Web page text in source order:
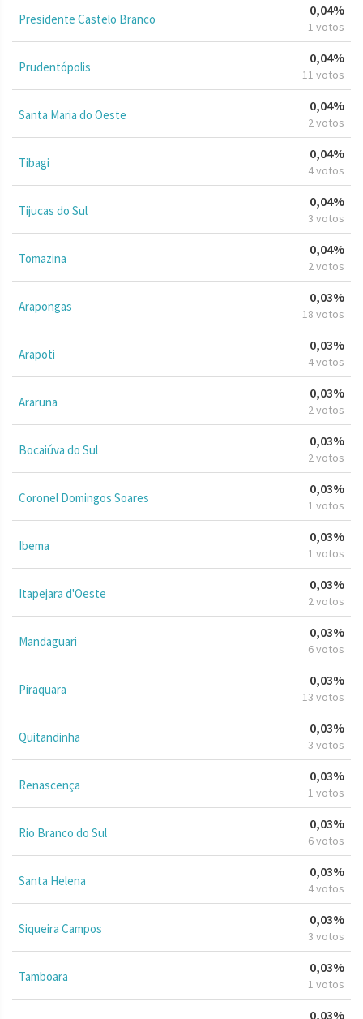
Presidente Castelo Branco
0,04%
1 votos
Prudentópolis
0,04%
11 votos
Santa Maria do Oeste
0,04%
2 votos
Tibagi
0,04%
4 votos
Tijucas do Sul
0,04%
3 votos
Tomazina
0,04%
2 votos
Arapongas
0,03%
18 votos
Arapoti
0,03%
4 votos
Araruna
0,03%
2 votos
Bocaiúva do Sul
0,03%
2 votos
Coronel Domingos Soares
0,03%
1 votos
Ibema
0,03%
1 votos
Itapejara d'Oeste
0,03%
2 votos
Mandaguari
0,03%
6 votos
Piraquara
0,03%
13 votos
Quitandinha
0,03%
3 votos
Renascença
0,03%
1 votos
Rio Branco do Sul
0,03%
6 votos
Santa Helena
0,03%
4 votos
Siqueira Campos
0,03%
3 votos
Tamboara
0,03%
1 votos
0,03%